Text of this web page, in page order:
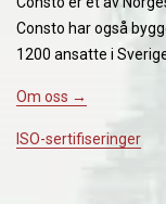
Consto har også
1200 ansatte i
Om oss →
ISO-sertifiseringer